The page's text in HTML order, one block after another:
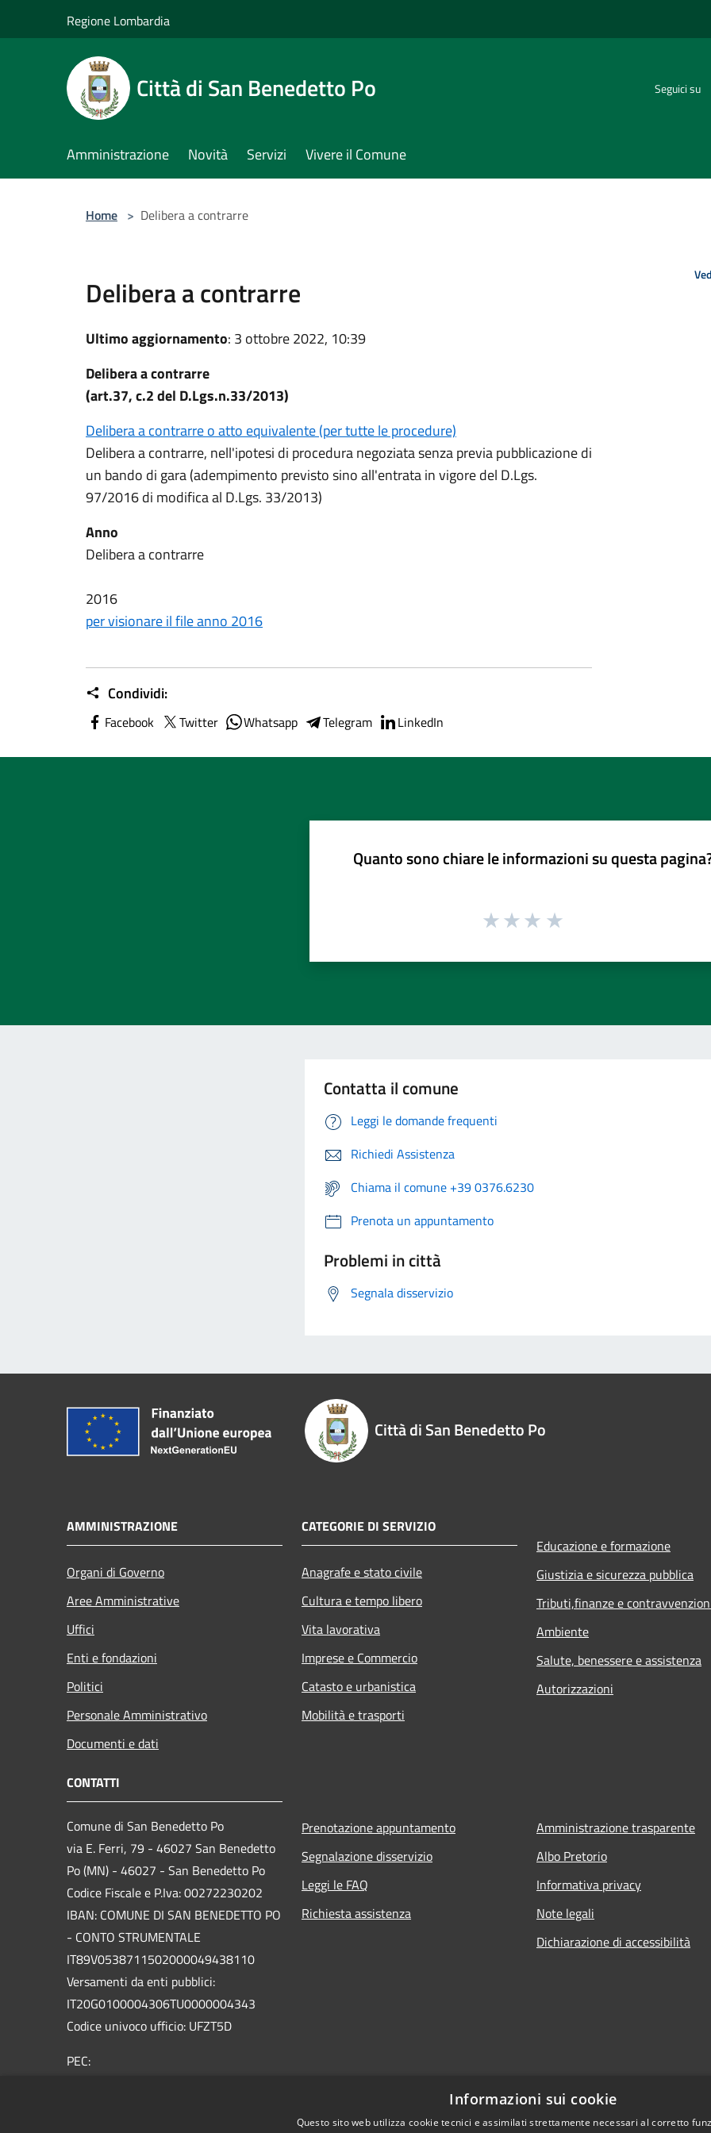
Regione Lombardia
Città di San Benedetto Po Seguici su
Amministrazione Novità Servizi Vivere il Comune
Home > Delibera a contrarre
Delibera a contrarre
Ultimo aggiornamento: 3 ottobre 2022, 10:39
Delibera a contrarre
(art.37, c.2 del D.Lgs.n.33/2013)
Delibera a contrarre o atto equivalente (per tutte le procedure)
Delibera a contrarre, nell'ipotesi di procedura negoziata senza previa pubblicazione di
un bando di gara (adempimento previsto sino all'entrata in vigore del D.Lgs.
97/2016 di modifica al D.Lgs. 33/2013)
Anno
Delibera a contrarre
2016
per visionare il file anno 2016
Condividi:
Facebook Twitter Whatsapp Telegram LinkedIn
Quanto sono chiare le informazioni su questa
Contatta il comune
Leggi le domande frequenti
Richiedi Assistenza
Chiama il comune +39 0376.6230
Prenota un appuntamento
Problemi in città
Segnala disservizio
Città di San Benedetto Po
AMMINISTRAZIONE
Organi di Governo
Aree Amministrative
Uffici
Enti e fondazioni
Politici
Personale Amministrativo
Documenti e dati
CATEGORIE DI SERVIZIO
Anagrafe e stato civile
Cultura e tempo libero
Vita lavorativa
Imprese e Commercio
Catasto e urbanistica
Mobilità e trasporti
Educazione e formazione
Giustizia e sicurezza pubblica
Tributi,finanze e
Ambiente
Salute, benessere e assistenza
Autorizzazioni
CONTATTI
Comune di San Benedetto Po
via E. Ferri, 79 - 46027 San Benedetto
Po (MN) - 46027 - San Benedetto Po
Codice Fiscale e P.Iva: 00272230202
IBAN: COMUNE DI SAN BENEDETTO PO
- CONTO STRUMENTALE
IT89V0538711502000049438110
Versamenti da enti pubblici:
IT20G0100004306TU0000004343
Codice univoco ufficio: UFZT5D
PEC:
Prenotazione appuntamento
Segnalazione disservizio
Leggi le FAQ
Richiesta assistenza
Amministrazione trasparente
Albo Pretorio
Informativa privacy
Note legali
Dichiarazione di accessibilità
Informazioni sui cookie
Questo sito web utilizza cookie tecnici e assimilati strettamente necessari al corretto